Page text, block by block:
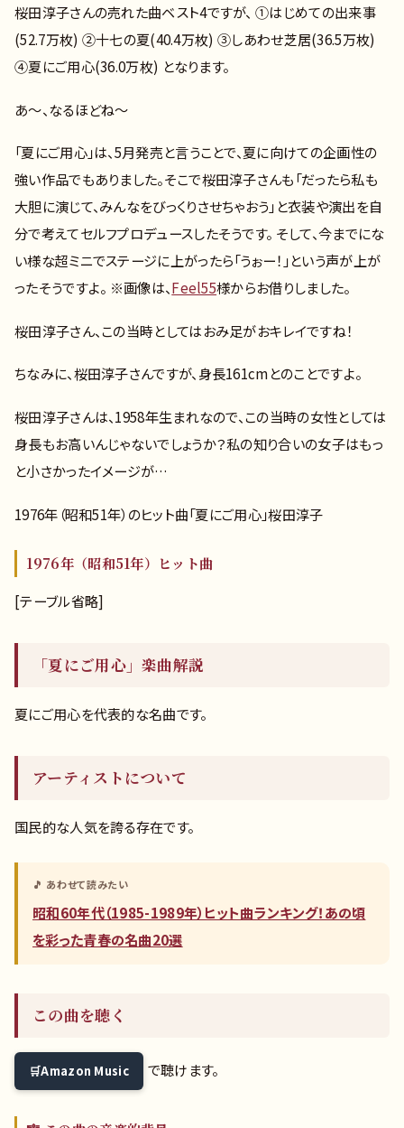
桜田淳子さんの売れた曲ベスト4ですが、 ①はじめての出来事
(52.7万枚) ②十七の夏(40.4万枚) ③しあわせ芝居(36.5万枚)
④夏にご用心(36.0万枚) となります。
あ～、なるほどね～
「夏にご用心」は、5月発売と言うことで、夏に向けての企画性の
強い作品でもありました。そこで桜田淳子さんも「だったら私も
大胆に演じて、みんなをびっくりさせちゃおう」と衣装や演出を自
分で考えてセルフプロデュースしたそうです。 そして、今までにな
い様な超ミニでステージに上がったら「うぉー！」という声が上が
ったそうですよ。 ※画像は、Feel55様からお借りしました。
桜田淳子さん、この当時としてはおみ足がおキレイですね！
ちなみに、桜田淳子さんですが、身長161cmとのことですよ。
桜田淳子さんは、1958年生まれなので、この当時の女性としては
身長もお高いんじゃないでしょうか？私の知り合いの女子はもっ
と小さかったイメージが…
1976年（昭和51年）のヒット曲「夏にご用心」桜田淳子
1976年（昭和51年）ヒット曲
[テーブル省略]
「夏にご用心」楽曲解説
夏にご用心を代表的な名曲です。
アーティストについて
国民的な人気を誇る存在です。
🎵 あわせて読みたい
昭和60年代（1985-1989年）ヒット曲ランキング！あの頃
を彩った青春の名曲20選
この曲を聴く
Amazon Music で聴けます。